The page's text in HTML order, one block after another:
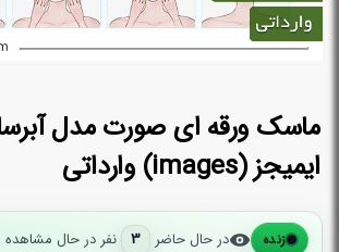
ماسک ورقه ای صورت مدل
ایمیجز (images) وارداتی
زنده در حال حاضر 3 نفر در حال